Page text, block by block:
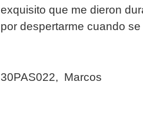
exquisito que me dieron
por despertarme cuando
30PAS022, Marcos